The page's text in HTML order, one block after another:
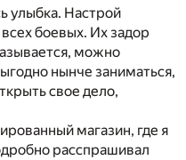
улыбка. Настрой
боевых. Их задор
можно
нынче заниматься,
свое дело,
магазин, где я
расспрашивал